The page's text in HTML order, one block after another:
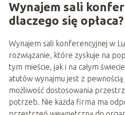
Wynajem sali
dlaczego się opłaca?
Wynajem sali konferencyjnej w
rozwiązanie, które zyskuje na
tym mieście, jak i na całym
atutów wynajmu jest z pewnością
możliwość dostosowania
potrzeb. Nie każda firma ma